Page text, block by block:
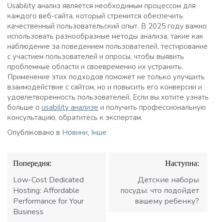
Usability анализ является необходимым процессом для
каждого веб-сайта, который стремится обеспечить
качественный пользовательский опыт. В 2025 году важно
использовать разнообразные методы анализа, такие как
наблюдение за поведением пользователей, тестирование
с участием пользователей и опросы, чтобы выявить
проблемные области и своевременно их устранить.
Применение этих подходов поможет не только улучшить
взаимодействие с сайтом, но и повысить его конверсии и
удовлетворенность пользователей. Если вы хотите узнать
больше о usability анализе и получить профессиональную
консультацию, обратитесь к экспертам.
Опубліковано в Новини, Інше
Навігація
записів
Попередня:
Low-Cost Dedicated
Hosting: Affordable
Performance for Your
Business
Наступна:
Детские наборы
посуды: что подойдет
вашему ребенку?